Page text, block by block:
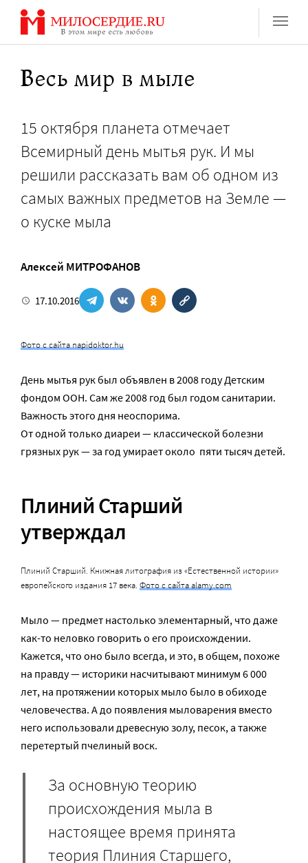
Перейти
содержанию
Весь мир в мыле
15 октября планета отмечает
Всемирный день мытья рук. И мы
решили рассказать вам об одном из
самых важных предметов на Земле —
о куске мыла
Алексей МИТРОФАНОВ
17.10.2016
Фото с сайта napidoktor.hu
День мытья рук был объявлен в 2008 году Детским
фондом ООН. Сам же 2008 год был годом санитарии.
Важность этого дня неоспорима.
От одной только диареи — классической болезни
грязных рук — за год умирает около пяти тысяч детей.
Плиний Старший
утверждал
Плиний Старший. Книжная литография из «Естественной истории»
европейского издания 17 века. Фото с сайта alamy.com
Мыло — предмет настолько элементарный, что даже
как-то неловко говорить о его происхождении.
Кажется, что оно было всегда, и это, в общем, похоже
на правду — историки насчитывают минимум 6 000
лет, на протяжении которых мыло было в обиходе
человечества. А до появления мыловарения вместо
него использовали древесную золу, песок, а также
перетертый пчелиный воск.
За основную теорию
происхождения мыла в
настоящее время принята
теория Плиния Старшего,